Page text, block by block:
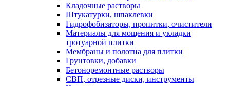
Кладочные растворы
Штукатурки, шпаклевки
Гидрофобизаторы, пропитки, очистители
Материалы для мощения и укладки
тротуарной плитки
Мембраны и полотна для плитки
Грунтовки, добавки
Бетоноремонтные растворы
СВП, отрезные диски, инструменты